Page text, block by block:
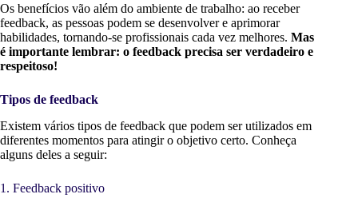
Os benefícios vão além do ambiente de trabalho: ao receber
feedback, as pessoas podem se desenvolver e aprimorar
habilidades, tornando-se profissionais cada vez melhores. Mas
é importante lembrar: o feedback precisa ser verdadeiro e
respeitoso!
Tipos de feedback
Existem vários tipos de feedback que podem ser utilizados em
diferentes momentos para atingir o objetivo certo. Conheça
alguns deles a seguir:
1. Feedback positivo